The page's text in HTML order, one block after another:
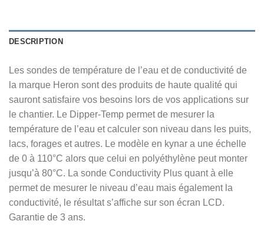
DESCRIPTION
Les sondes de température de l’eau et de conductivité de
la marque Heron sont des produits de haute qualité qui
sauront satisfaire vos besoins lors de vos applications sur
le chantier. Le Dipper-Temp permet de mesurer la
température de l’eau et calculer son niveau dans les puits,
lacs, forages et autres. Le modèle en kynar a une échelle
de 0 à 110°C alors que celui en polyéthylène peut monter
jusqu’à 80°C. La sonde Conductivity Plus quant à elle
permet de mesurer le niveau d’eau mais également la
conductivité, le résultat s’affiche sur son écran LCD.
Garantie de 3 ans.